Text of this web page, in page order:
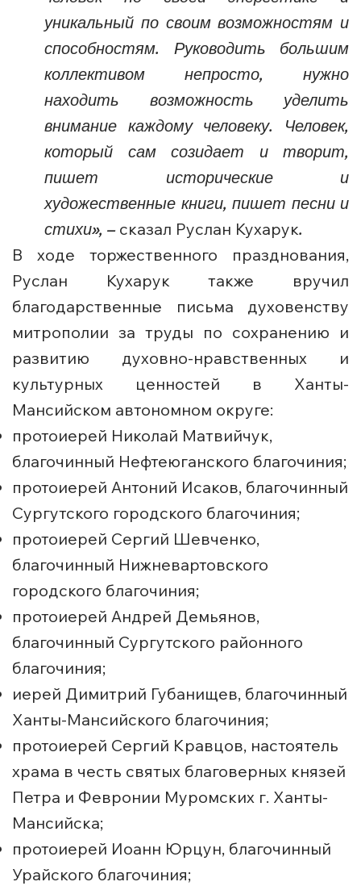
уникальный по своим возможностям и
способностям. Руководить большим
коллективом непросто, нужно
находить возможность уделить
внимание каждому человеку. Человек,
который сам созидает и творит,
пишет исторические и
художественные книги, пишет песни и
стихи», – сказал Руслан Кухарук.
В ходе торжественного празднования,
Руслан Кухарук также вручил
благодарственные письма духовенству
митрополии за труды по сохранению и
развитию духовно-нравственных и
культурных ценностей в Ханты-
Мансийском автономном округе:
протоиерей Николай Матвийчук,
благочинный Нефтеюганского благочиния;
протоиерей Антоний Исаков, благочинный
Сургутского городского благочиния;
протоиерей Сергий Шевченко,
благочинный Нижневартовского
городского благочиния;
протоиерей Андрей Демьянов,
благочинный Сургутского районного
благочиния;
иерей Димитрий Губанищев, благочинный
Ханты-Мансийского благочиния;
протоиерей Сергий Кравцов, настоятель
храма в честь святых благоверных князей
Петра и Февронии Муромских г. Ханты-
Мансийска;
протоиерей Иоанн Юрцун, благочинный
Урайского благочиния;